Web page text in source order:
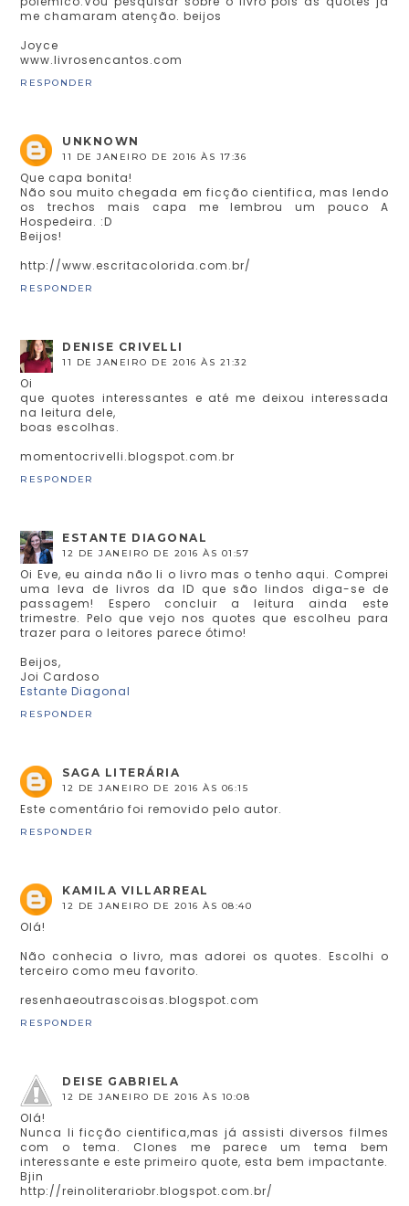
me chamaram atenção. beijos
Joyce
www.livrosencantos.com
RESPONDER
UNKNOWN
11 DE JANEIRO DE 2016 ÀS 17:36
Que capa bonita!
Não sou muito chegada em ficção cientifica, mas lendo
os trechos mais capa me lembrou um pouco A
Hospedeira. :D
Beijos!
http://www.escritacolorida.com.br/
RESPONDER
DENISE CRIVELLI
11 DE JANEIRO DE 2016 ÀS 21:32
Oi
que quotes interessantes e até me deixou interessada
na leitura dele,
boas escolhas.
momentocrivelli.blogspot.com.br
RESPONDER
ESTANTE DIAGONAL
12 DE JANEIRO DE 2016 ÀS 01:57
Oi Eve, eu ainda não li o livro mas o tenho aqui. Comprei
uma leva de livros da ID que são lindos diga-se de
passagem! Espero concluir a leitura ainda este
trimestre. Pelo que vejo nos quotes que escolheu para
trazer para o leitores parece ótimo!
Beijos,
Joi Cardoso
Estante Diagonal
RESPONDER
SAGA LITERÁRIA
12 DE JANEIRO DE 2016 ÀS 06:15
Este comentário foi removido pelo autor.
RESPONDER
KAMILA VILLARREAL
12 DE JANEIRO DE 2016 ÀS 08:40
Olá!
Não conhecia o livro, mas adorei os quotes. Escolhi o
terceiro como meu favorito.
resenhaeoutrascoisas.blogspot.com
RESPONDER
DEISE GABRIELA
12 DE JANEIRO DE 2016 ÀS 10:08
Olá!
Nunca li ficção cientifica,mas já assisti diversos filmes
com o tema. Clones me parece um tema bem
interessante e este primeiro quote, esta bem impactante.
Bjin
http://reinoliterariobr.blogspot.com.br/